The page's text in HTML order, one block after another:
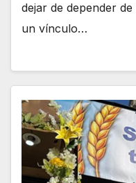
dejar de depender
un vínculo…